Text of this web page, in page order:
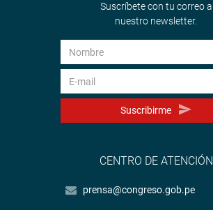
Suscríbete con tu correo a
nuestro newsletter.
Suscribirme
CENTRO DE ATENCIÓN
prensa@congreso.gob.pe